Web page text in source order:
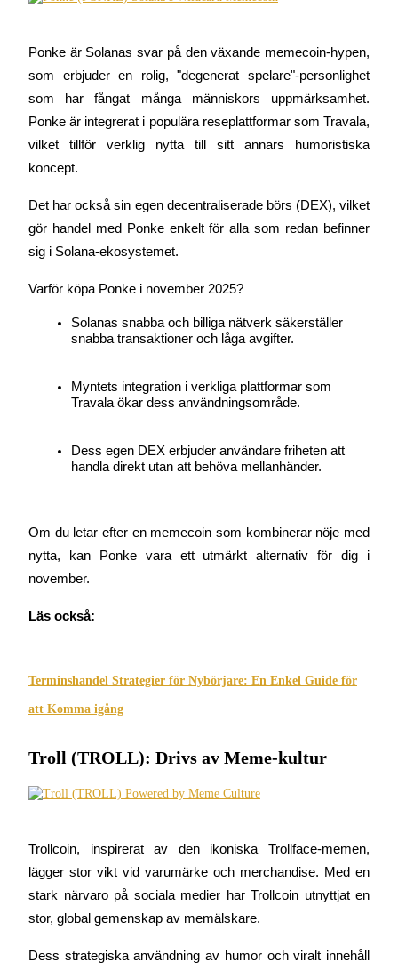
Hög avkastning och omedelbar tillgång
Launchpool
BTR-låsningar
Auto Invest
Ponke är Solanas svar på den växande memecoin-hypen,
som erbjuder en rolig, "degenerat spelare"-personlighet
som har fångat många människors uppmärksamhet.
Ponke är integrerat i populära reseplattformar som Travala,
vilket tillför verklig nytta till sitt annars humoristiska
koncept.
Det har också sin egen decentraliserade börs (DEX), vilket
gör handel med Ponke enkelt för alla som redan befinner
sig i Solana-ekosystemet.
Varför köpa Ponke i november 2025?
Solanas snabba och billiga nätverk säkerställer
snabba transaktioner och låga avgifter.
Myntets integration i verkliga plattformar som
Travala ökar dess användningsområde.
Dess egen DEX erbjuder användare friheten att
handla direkt utan att behöva mellanhänder.
Om du letar efter en memecoin som kombinerar nöje med
nytta, kan Ponke vara ett utmärkt alternativ för dig i
november.
Läs också:
Terminshandel Strategier för Nybörjare: En Enkel Guide för
att Komma igång
Troll (TROLL): Drivs av Meme-kultur
Trollcoin, inspirerat av den ikoniska Trollface-memen,
lägger stor vikt vid varumärke och merchandise. Med en
stark närvaro på sociala medier har Trollcoin utnyttjat en
stor, global gemenskap av memälskare.
Dess strategiska användning av humor och viralt innehåll